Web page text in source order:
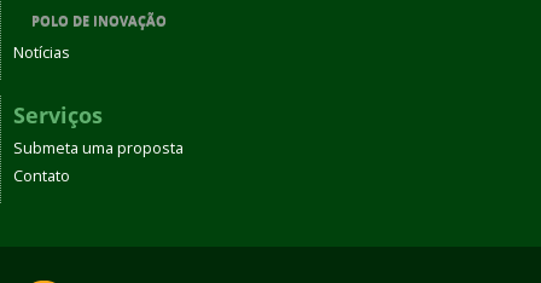
POLO DE INOVAÇÃO
Notícias
Serviços
Submeta uma proposta
Contato